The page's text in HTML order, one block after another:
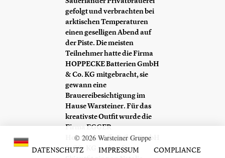
gefolgt und verbrachten bei
arktischen Temperaturen
einen geselligen Abend auf
der Piste. Die meisten
Teilnehmer hatte dieFirma
HOPPECKE Batterien GmbH
& Co. KGmitgebracht, sie
gewann eine
Brauereibesichtigung im
Hause Warsteiner. Für das
kreativste Outfit wurde die
Firma EGGER
Holzwerkstoffe Brilon GmbH
& CO. KG geehrt. Das
© 2026 Warsteiner Gruppe
DATENSCHUTZ
IMPRESSUM COMPLIANCE